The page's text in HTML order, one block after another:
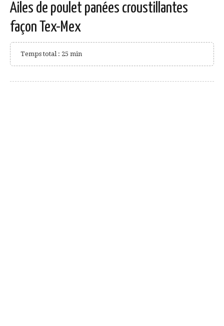
Ailes de poulet panées croustillantes
façon Tex-Mex
Temps total : 25 min